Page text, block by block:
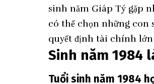
sinh năm Giáp Tý gặp
có thể chọn những con
quyết định tài chính lớn
Sinh năm 1984
Tuổi sinh năm 1984